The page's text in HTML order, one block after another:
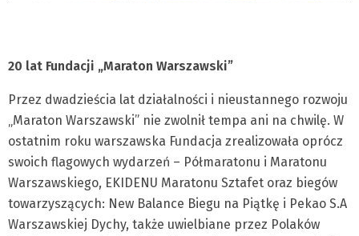
20 lat Fundacji „Maraton Warszawski”
Przez dwadzieścia lat działalności i nieustannego rozwoju
„Maraton Warszawski” nie zwolnił tempa ani na chwilę. W
ostatnim roku warszawska Fundacja zrealizowała oprócz
swoich flagowych wydarzeń – Półmaratonu i Maratonu
Warszawskiego, EKIDENU Maratonu Sztafet oraz biegów
towarzyszących: New Balance Biegu na Piątkę i Pekao S.A
Warszawskiej Dychy, także uwielbiane przez Polaków